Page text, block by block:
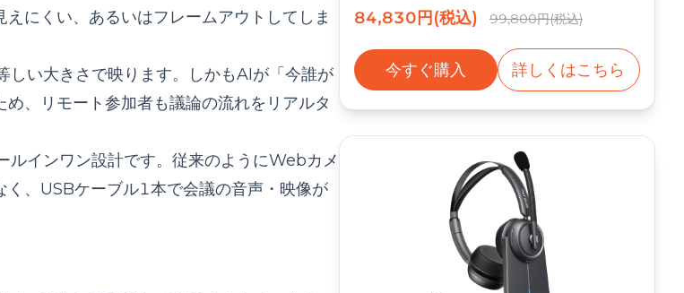
にくい、あるいはフレームアウトしてしま
い大きさで映ります。しかもAIが「今誰が
、リモート参加者も議論の流れをリアルタ
ルインワン設計です。従来のようにWebカメ
、USBケーブル1本で会議の音声・映像が
84,830円(税込)
99,800円(税込)
今すぐ購入 詳しくはこちら